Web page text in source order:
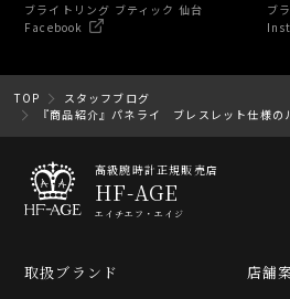
ブライトリング ブティック 仙台
Facebook
ブ
TOP
スタッフブログ
『商品紹介』パネライ ブレスレット仕様の
高級腕時計正規販売店
HF-AGE
エイチエフ・エイジ
取扱ブランド 店舗